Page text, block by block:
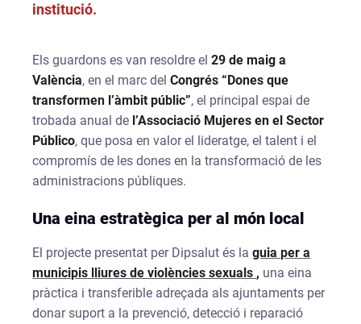
institució.
Els guardons es van resoldre el29 de maig a
València, en el marc delCongrés “Dones que
transformen l’àmbit públic”, el principal espai de
trobada anual de l’Associació Mujeres en el Sector
Público, que posa en valor el lideratge, el talent i el
compromís de les dones en la transformació de les
administracions públiques.
Una eina estratègica per al món local
El projecte presentat per Dipsalut és laguia per a
municipis lliures de violències sexuals , una eina
pràctica i transferible adreçada als ajuntaments per
donar suport a la prevenció, detecció i reparació